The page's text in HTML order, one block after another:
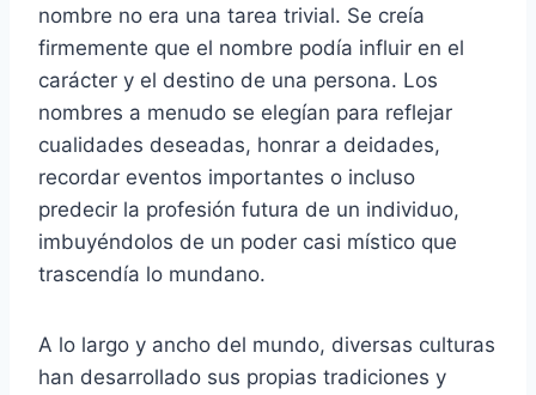
nombre no era una tarea trivial. Se creía
firmemente que el nombre podía influir en el
carácter y el destino de una persona. Los
nombres a menudo se elegían para reflejar
cualidades deseadas, honrar a deidades,
recordar eventos importantes o incluso
predecir la profesión futura de un individuo,
imbuyéndolos de un poder casi místico que
trascendía lo mundano.
A lo largo y ancho del mundo, diversas culturas
han desarrollado sus propias tradiciones y